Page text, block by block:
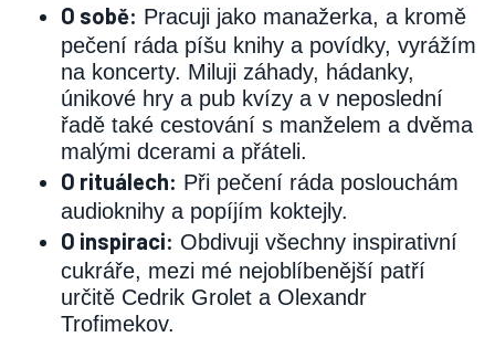
O sobě: Pracuji jako manažerka, a kromě
pečení ráda píšu knihy a povídky, vyrážím
na koncerty. Miluji záhady, hádanky,
únikové hry a pub kvízy a v neposlední
řadě také cestování s manželem a dvěma
malými dcerami a přáteli.
O rituálech: Při pečení ráda poslouchám
audioknihy a popíjím koktejly.
O inspiraci: Obdivuji všechny inspirativní
cukráře, mezi mé nejoblíbenější patří
určitě Cedrik Grolet a Olexandr
Trofimekov.